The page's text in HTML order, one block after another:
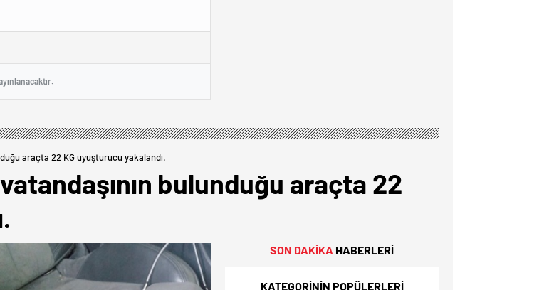
araçta 22 KG uyuşturucu yakalandı.
bulunduğu araçta 22
SON DAKİKA HABERLERİ
KATEGORİNİN POPÜLERLERİ